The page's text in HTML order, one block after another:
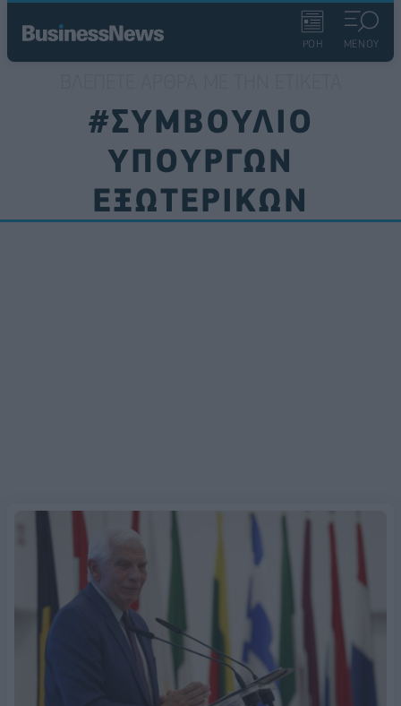
ΡΟΗ ΜΕΝΟΥ
#ΣΥΜΒΟΥΛΙΟ
ΥΠΟΥΡΓΩΝ
ΕΞΩΤΕΡΙΚΩΝ